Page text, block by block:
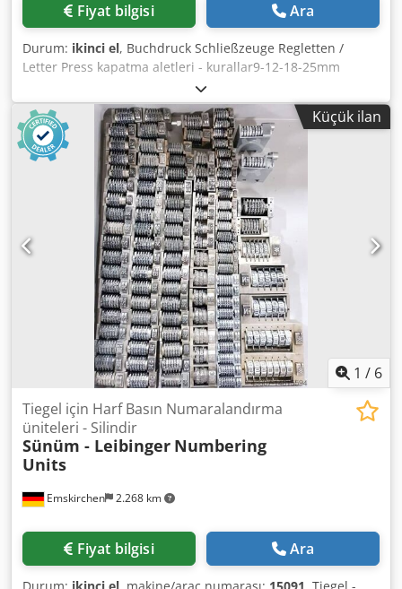
Fiyat bilgisi Ara
Durum: ikinci el, Buchdruck Schließzeuge Regletten /
Letter Press kapatma aletleri - kurallar9-12-18-25mm
genişliklerde ve 5-7,5-10-12-15-18-20-25-30 uzunluklarda
kapatma aletleri Kama somunu Kama sırt VidaReglettes,
kurşun anahtarlar Skype-Video ile Online-Video-
İnspeksiyon Ziyaretinizden çok memnun oluruz - daha
fazla makine stokta Hemen Kullanılabilir - İncelenebilir
Stokta Emskirchen / Nürnberg - Test edilebilir
Dcjdporffnfefx Agfsk
Küçük ilan
1 / 6
Emskirchen 2.268 km
Tiegel için Harf Basın Numaralandırma
üniteleri - Silindir
Sünüm - Leibinger Numbering
Units
Fiyat bilgisi Ara